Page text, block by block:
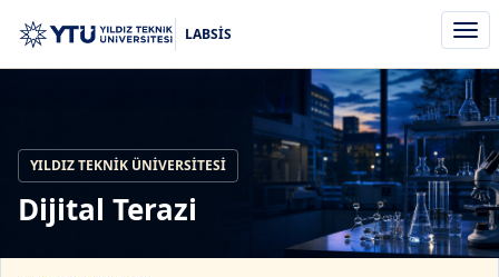
aç/
LABSİS
YILDIZ TEKNIK ÜNIVERSITESI
Dijital Terazi